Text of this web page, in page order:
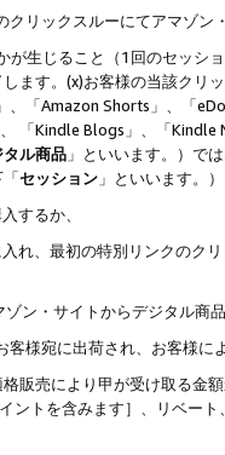
クリックスルーにてアマゾン
が生じること（1回のセッシ
ます。(x)お客様の当該ク
、「Amazon Shorts」、「
「Kindle Blogs」、「
タル商品 」といいます。）で
セッション 」といいます。
するか、
れ、最初の特別リンクのク
ン・サイトからデジタル
様宛に出荷され、お客様
格販売により甲が受け取る金
ントを含みます］、リベー